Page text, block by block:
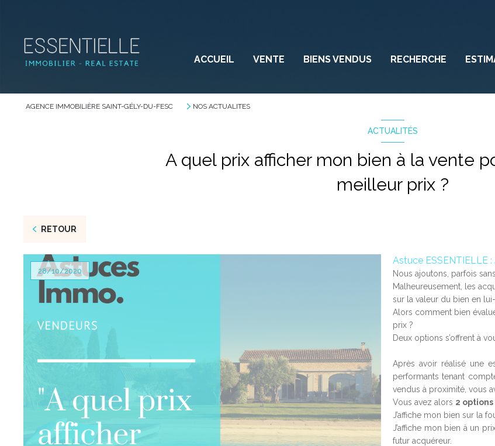
ACCUEIL VENTE BIENS VENDUS RECHERCHE
AGENCE IMMOBILIÈRE SAINT-GÉLY-DU-FESC NOS ACTUALITES
ACTUALITÉS
A quel prix afficher mon bien à la vente
meilleur prix ?
RETOUR
28/10/2020
Astuce ESSENTIELLE
Nous ajoutons, parfois
Malheureusement, les
sur la valeur du bien en
Alors comment bien
prix ?
Deux options s’offrent à
Après avoir réalisé une
performants tenant
vendus à proximité, vous
Vous avez alors 2 options
J’affiche mon bien sur la
J’affiche mon bien à un
futur acquéreur.